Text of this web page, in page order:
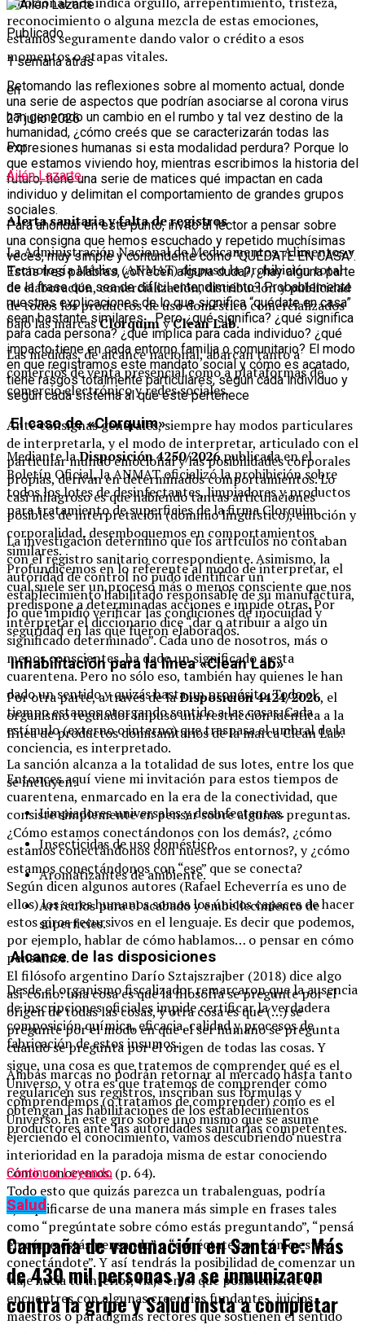
reconocimiento o alguna mezcla de estas emociones,
estamos seguramente dando valor o crédito a esos
momentos o etapas vitales.
Retomando las reflexiones sobre al momento actual, donde
una serie de aspectos que podrían asociarse al corona virus
han generado un cambio en el rumbo y tal vez destino de la
humanidad, ¿cómo creés que se caracterizarán todas las
expresiones humanas si esta modalidad perdura? Porque lo
que estamos viviendo hoy, mientras escribimos la historia del
futuro, tiene una serie de matices qué impactan en cada
individuo y delimitan el comportamiento de grandes grupos
sociales.
Para ahondar en este punto, invito al lector a pensar sobre
una consigna que hemos escuchado y repetido muchísimas
veces, muy simple y contundente como “QUEDATE EN CASA”.
Estás tres palabras, ¿ofrecen alguna duda?, ¿hay alguna parte
de la frase que sea de difícil entendimiento? Probablemente
nuestras explicaciones de lo que significa “quédate en casa”
sean bastante similares… Pero ¿qué significa? ¿qué significa
para cada persona? ¿qué implica para cada individuo? ¿qué
impacto tiene en cada entorno familia o comunitario? El modo
en que registramos este mandato social y cómo es acatado,
tiene rasgos totalmente particulares, según cada individuo y
según cada sistema al que este pertenece
Ante consignas generales, siempre hay modos particulares
de interpretarla, y el modo de interpretar, articulado con el
particular mundo emocional y las posibilidades corporales
propias, derivan en determinados comportamientos. Lo
casi milagroso es que habiendo tantas articulaciones
posibles de interpretación (dominio lingüístico), emoción y
corporalidad, desemboquemos en comportamientos
similares.
Profundicemos en lo referente al modo de interpretar, el
cual suele ser un proceso más o menos consciente que nos
predispone a determinadas acciones e impide otras. Por
interpretar el diccionario dice “dar o atribuir a algo un
significado determinado”. Cada uno de nosotros, más o
menos conscientes, ha dado un significado a esta
cuarentena. Pero no sólo eso, también hay quienes le han
dado un sentido y quizás hasta un propósito. Todo el
tiempo estamos otorgando sentido a las cosas. Cada
estímulo (externo o interno) que traspasa el umbral de la
conciencia, es interpretado.
Entonces aquí viene mi invitación para estos tiempos de
cuarentena, enmarcado en la era de la conectividad, que
consiste simplemente en pensar sobre algunas preguntas.
¿Cómo estamos conectándonos con los demás?, ¿cómo
estamos conectándonos con nuestros entornos?, y ¿cómo
estamos conectándonos con “ese” que se conecta?
Según dicen algunos autores (Rafael Echeverría es uno de
ellos) los seres humanos somos los únicos capaces de hacer
estos giros recursivos en el lenguaje. Es decir que podemos,
por ejemplo, hablar de cómo hablamos… o pensar en cómo
pensamos.
El filósofo argentino Darío Sztajszrajber (2018) dice algo
así como: una cosa es que la filosofía se pregunte por el
origen de todas las cosas, y otra cosa es que (…) se
pregunte por el modo en que el ser humano se pregunta
cuando se pregunta por el origen de todas las cosas. Y
sigue, una cosa es que tratemos de comprender qué es el
Universo, y otra es que tratemos de comprender cómo
comprendemos (o tratamos de comprender) cómo es el
Universo. En este giro sobre uno mismo que se asume
ejerciendo el conocimiento, vamos descubriendo nuestra
interioridad en la paradoja misma de estar conociendo
cómo conocemos. (p. 64).
Todo esto que quizás parezca un trabalenguas, podría
ejemplificarse de una manera más simple en frases tales
como “pregúntate sobre cómo estás preguntando”, “pensá
en cómo estás pensando” o “conéctate con cómo estás
conectándote”. Y así tendrás la posibilidad de comenzar un
viaje hacia tu interior, viaje en el que posiblemente te
encuentres con algunas creencias fundantes, juicios
maestros o paradigmas rectores que sostienen el sentido
Publicado
1 semana atrás
en
27 julio 2026
Por
Ailén Lazarte
Alerta sanitaria y falta de registros
La Administración Nacional de Medicamentos, Alimentos y
Tecnología Médica (ANMAT) dispuso la prohibición total
de elaboración, comercialización, distribución y publicidad
de todos los productos de uso doméstico comercializados
bajo las marcasClorquimyClean Lab.
Las medidas, de alcance nacional, abarcan tanto a
comercios de venta presencial como a plataformas de
comercio electrónico y redes sociales.
El caso de «Clorquim»
Mediante laDisposición 4250/2026publicada en el
Boletín Oficial, la ANMAT oficializó la prohibición sobre
todos los lotes de desinfectantes, limpiadores y productos
para tratamiento de superficies de la firma Clorquim.
La investigación determinó que los artículos no contaban
con el registro sanitario correspondiente. Asimismo, la
autoridad de control no pudo identificar un
establecimiento habilitado responsable de su manufactura,
lo que impidió verificar las condiciones de inocuidad y
seguridad en las que fueron elaborados.
Inhabilitación para la línea «Clean Lab»
Por otra parte, a través de laDisposición 4424/2026, el
organismo regulador impuso una restricción idéntica a la
línea de productos domisanitarios de la marca Clean Lab.
La sanción alcanza a la totalidad de sus lotes, entre los que
se incluyen:
Limpiadores universales y desinfectantes.
Insecticidas de uso doméstico.
Aromatizantes de ambiente.
Artículos para el acabado y embellecimiento de
superficies.
Alcance de las disposiciones
Desde el organismo fiscalizador remarcaron que la ausencia
de inscripciones oficiales impide certificar la verdadera
composición química, eficacia, calidad y procesos de
fabricación de estos insumos.
Ambas marcas no podrán retornar al mercado hasta tanto
regularicen sus registros, inscriban sus fórmulas y
obtengan las habilitaciones de los establecimientos
productores ante las autoridades sanitarias competentes.
Continuar Leyendo
Salud
Campaña de vacunación en Santa Fe: Más
de 430 mil personas ya se inmunizaron
contra la gripe y Salud insta a completar